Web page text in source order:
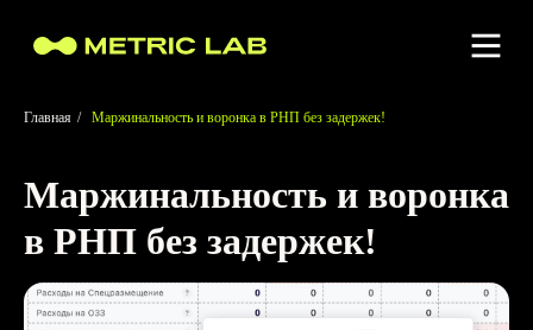
Главная / Маржинальность и воронка в РНП без задержек!
Маржинальность и воронка
в РНП без задержек!